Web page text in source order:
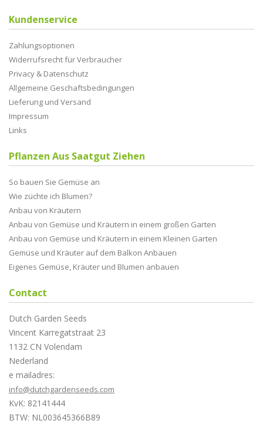
Kundenservice
Zahlungsoptionen
Widerrufsrecht für Verbraucher
Privacy & Datenschutz
Allgemeine Geschaftsbedingungen
Lieferung und Versand
Impressum
Links
Pflanzen Aus Saatgut Ziehen
So bauen Sie Gemüse an
Wie züchte ich Blumen?
Anbau von Kräutern
Anbau von Gemüse und Kräutern in einem großen Garten
Anbau von Gemüse und Kräutern in einem Kleinen Garten
Gemüse und Kräuter auf dem Balkon Anbauen
Eigenes Gemüse, Kräuter und Blumen anbauen
Contact
Dutch Garden Seeds
Vincent Karregatstraat 23
1132 CN Volendam
Nederland
e mailadres:
info@dutchgardenseeds.com
KvK: 82141444
BTW: NL003645366B89